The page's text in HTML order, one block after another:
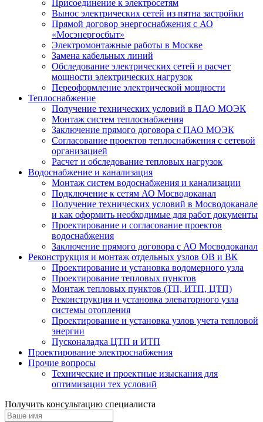
Присоединение к электросетям
Вынос электрических сетей из пятна застройки
Прямой договор энергоснабжения с АО
«Мосэнергосбыт»
Электромонтажные работы в Москве
Замена кабельных линий
Обследование электрических сетей и расчет
мощности электрических нагрузок
Переоформление электрической мощности
Теплоснабжение
Получение технических условий в ПАО МОЭК
Монтаж систем теплоснабжения
Заключение прямого договора с ПАО МОЭК
Согласование проектов теплоснабжения с сетевой
организацией
Расчет и обследование тепловых нагрузок
Водоснабжение и канализация
Монтаж систем водоснабжения и канализации
Подключение к сетям АО Мосводоканал
Получение технических условий в Мосводоканале
и как оформить необходимые для работ документы
Проектирование и согласование проектов
водоснабжения
Заключение прямого договора с АО Мосводоканал
Реконструкция и монтаж отдельных узлов ОВ и ВК
Проектирование и установка водомерного узла
Проектирование тепловых пунктов
Монтаж тепловых пунктов (ТП, ИТП, ЦТП)
Реконструкция и установка элеваторного узла
системы отопления
Проектирование и установка узлов учета тепловой
энергии
Пусконаладка ЦТП и ИТП
Проектирование электроснабжения
Прочие вопросы
Технические и проектные изыскания для
оптимизации тех условий
Получить консультацию специалиста